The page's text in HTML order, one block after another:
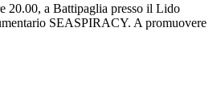
20.00, a Battipaglia presso il Lido
SEASPIRACY. A promuovere